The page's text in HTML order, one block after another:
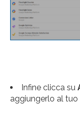
Infine clicca su
aggiungerlo al